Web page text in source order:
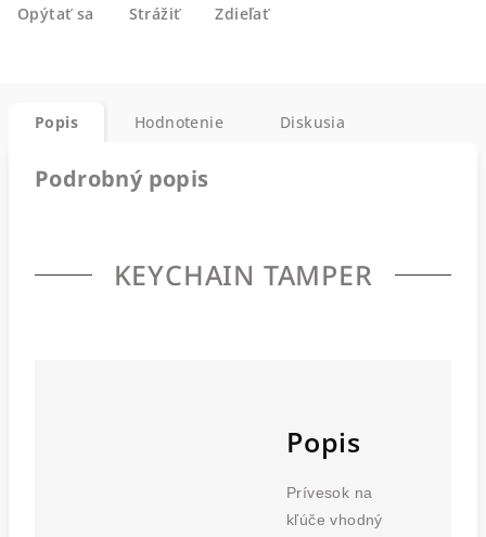
Opýtať sa Strážiť Zdieľať
Popis Hodnotenie Diskusia
Podrobný popis
KEYCHAIN TAMPER
Popis
Prívesok na
kľúče vhodný